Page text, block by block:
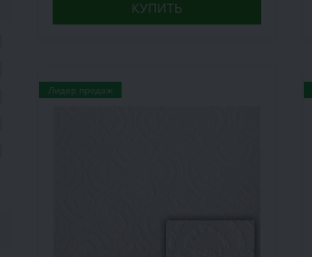
КУПИТЬ
Лидер продаж